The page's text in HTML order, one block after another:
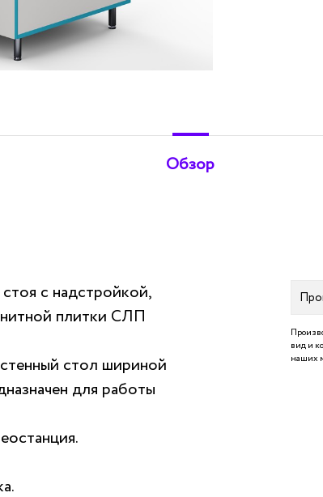
Обзор
с надстройкой,
плитки СЛП
стол шириной
для работы
вид и
наших